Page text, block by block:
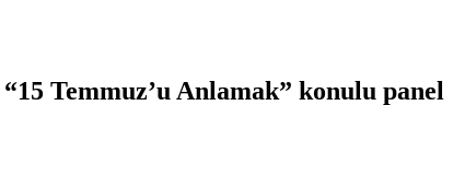
Temmuz’u Anlamak” konulu panel